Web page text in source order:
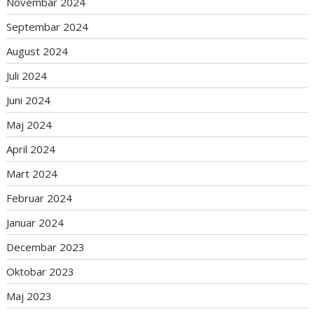
Septembar 2024
August 2024
Juli 2024
Juni 2024
Maj 2024
April 2024
Mart 2024
Februar 2024
Januar 2024
Decembar 2023
Oktobar 2023
Maj 2023